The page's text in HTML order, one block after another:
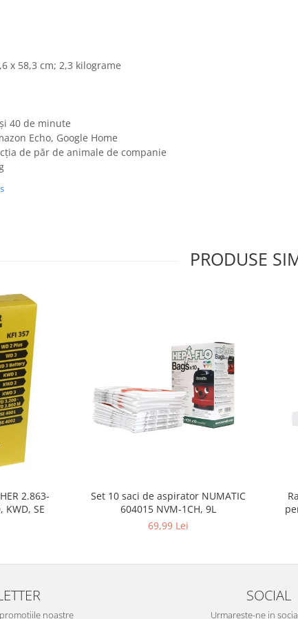
x 58,3 cm; 2,3 kilograme
40 de minute
Echo, Google Home
de păr de animale de companie
PRODUSE
2.863-
SE
Set 10 saci de aspirator NUMATIC
604015 NVM-1CH, 9L
69,99 Lei
noastre
SOCIAL
Urmareste-ne in